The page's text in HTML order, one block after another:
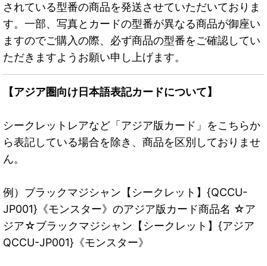
されている型番の商品を発送させていただいておりま
す。一部、写真とカードの型番が異なる商品が御座い
ますのでご購入の際、必ず商品の型番をご確認してい
ただきますようお願い申し上げます。
【アジア圏向け日本語表記カードについて】
シークレットレアなど「アジア版カード」をこちらか
ら表記している場合を除き、商品を区別しておりませ
ん。
例）ブラックマジシャン【シークレット】{QCCU-
JP001}《モンスター》のアジア版カード商品名 ☆ア
ジア☆ブラックマジシャン【シークレット】{アジア
QCCU-JP001}《モンスター》